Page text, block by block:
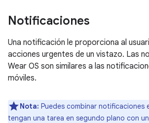
Notificaciones
Una notificación le proporciona al
acciones urgentes de un vistazo. Las
Wear OS son similares a las
móviles.
Nota: Puedes combinar notificaciones
tengan una tarea en segundo plano con